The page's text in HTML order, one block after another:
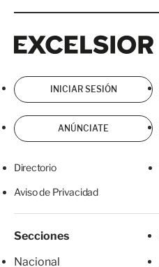
INICIAR SESIÓN
ANÚNCIATE
Directorio
Aviso de Privacidad
Secciones
Nacional